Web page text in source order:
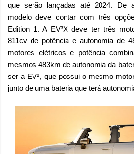
que serão lançadas até 2024. De
modelo deve contar com três
Edition 1. A EV³X deve ter três
811cv de potência e autonomia de
motores elétricos e potência
mesmos 483km de autonomia da
ser a EV², que possui o mesmo
junto de uma bateria que terá